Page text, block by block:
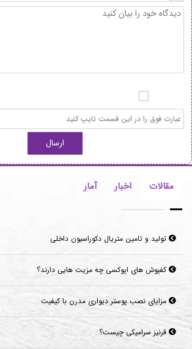
ارسال
مقالات اخبار آمار
تولید و تامین متریال دکوراسیون داخلی
کفپوش های اپوکسی چه مزیت هایی دارند؟
مزایای نصب پوستر دیواری مدرن با کیفیت
قرنیز سرامیکی چیست؟